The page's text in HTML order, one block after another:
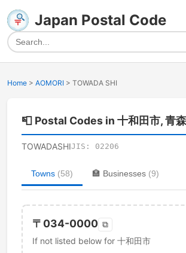
Japan Postal Code
Home > AOMORI > TOWADA SHI
📮 Postal Codes in 十和田市, 青
TOWADASHIJIS: 02206
Towns (58) 🏣 Businesses (9)
〒 034-0000 ⧉
If not listed below for 十和田市